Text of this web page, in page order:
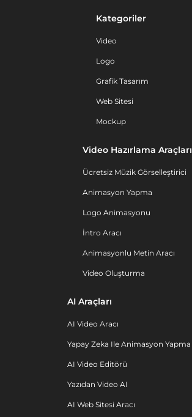
Kategoriler
Video
Logo
Grafik Tasarım
Web Sitesi
Mockup
Video Hazırlama Araçları
Ücretsiz Müzik Görselleştirici
Animasyon Yapma
Logo Animasyonu
İntro Aracı
Animasyonlu Metin Aracı
Video Oluşturma
AI Araçları
AI Video Aracı
Yapay Zeka Ile Animasyon Yapma
AI Video Editörü
Yazıdan Video AI
AI Web Sitesi Aracı